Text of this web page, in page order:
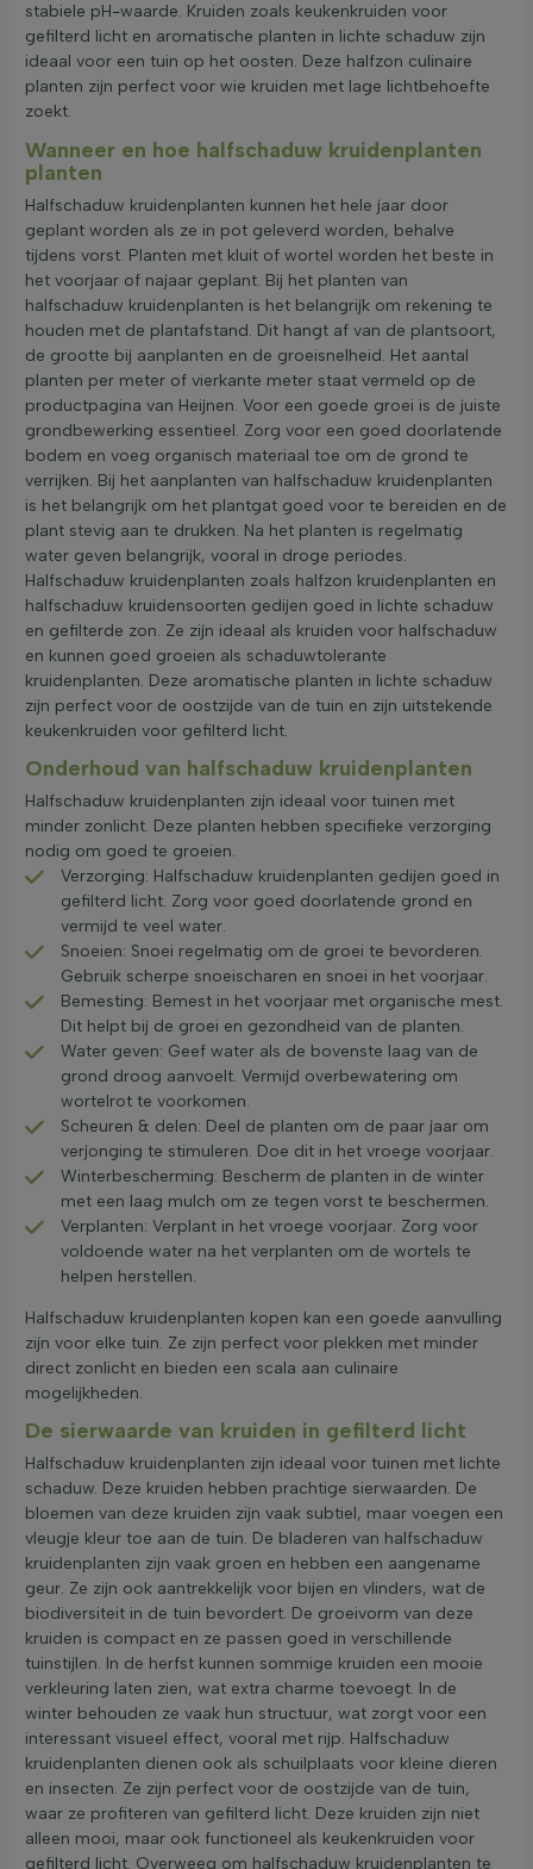
stabiele pH-waarde. Kruiden zoals keukenkruiden voor
gefilterd licht en aromatische planten in lichte schaduw zijn
ideaal voor een tuin op het oosten. Deze halfzon culinaire
planten zijn perfect voor wie kruiden met lage lichtbehoefte
zoekt.
Wanneer en hoe halfschaduw kruidenplanten
planten
Halfschaduw kruidenplanten kunnen het hele jaar door
geplant worden als ze in pot geleverd worden, behalve
tijdens vorst. Planten met kluit of wortel worden het beste in
het voorjaar of najaar geplant. Bij het planten van
halfschaduw kruidenplanten is het belangrijk om rekening te
houden met de plantafstand. Dit hangt af van de plantsoort,
de grootte bij aanplanten en de groeisnelheid. Het aantal
planten per meter of vierkante meter staat vermeld op de
productpagina van Heijnen. Voor een goede groei is de juiste
grondbewerking essentieel. Zorg voor een goed doorlatende
bodem en voeg organisch materiaal toe om de grond te
verrijken. Bij het aanplanten van halfschaduw kruidenplanten
is het belangrijk om het plantgat goed voor te bereiden en de
plant stevig aan te drukken. Na het planten is regelmatig
water geven belangrijk, vooral in droge periodes.
Halfschaduw kruidenplanten zoals halfzon kruidenplanten en
halfschaduw kruidensoorten gedijen goed in lichte schaduw
en gefilterde zon. Ze zijn ideaal als kruiden voor halfschaduw
en kunnen goed groeien als schaduwtolerante
kruidenplanten. Deze aromatische planten in lichte schaduw
zijn perfect voor de oostzijde van de tuin en zijn uitstekende
keukenkruiden voor gefilterd licht.
Onderhoud van halfschaduw kruidenplanten
Halfschaduw kruidenplanten zijn ideaal voor tuinen met
minder zonlicht. Deze planten hebben specifieke verzorging
nodig om goed te groeien.
Verzorging: Halfschaduw kruidenplanten gedijen goed in
gefilterd licht. Zorg voor goed doorlatende grond en
vermijd te veel water.
Snoeien: Snoei regelmatig om de groei te bevorderen.
Gebruik scherpe snoeischaren en snoei in het voorjaar.
Bemesting: Bemest in het voorjaar met organische mest.
Dit helpt bij de groei en gezondheid van de planten.
Water geven: Geef water als de bovenste laag van de
grond droog aanvoelt. Vermijd overbewatering om
wortelrot te voorkomen.
Scheuren & delen: Deel de planten om de paar jaar om
verjonging te stimuleren. Doe dit in het vroege voorjaar.
Winterbescherming: Bescherm de planten in de winter
met een laag mulch om ze tegen vorst te beschermen.
Verplanten: Verplant in het vroege voorjaar. Zorg voor
voldoende water na het verplanten om de wortels te
helpen herstellen.
Halfschaduw kruidenplanten kopen kan een goede aanvulling
zijn voor elke tuin. Ze zijn perfect voor plekken met minder
direct zonlicht en bieden een scala aan culinaire
mogelijkheden.
De sierwaarde van kruiden in gefilterd licht
Halfschaduw kruidenplanten zijn ideaal voor tuinen met lichte
schaduw. Deze kruiden hebben prachtige sierwaarden. De
bloemen van deze kruiden zijn vaak subtiel, maar voegen een
vleugje kleur toe aan de tuin. De bladeren van halfschaduw
kruidenplanten zijn vaak groen en hebben een aangename
geur. Ze zijn ook aantrekkelijk voor bijen en vlinders, wat de
biodiversiteit in de tuin bevordert. De groeivorm van deze
kruiden is compact en ze passen goed in verschillende
tuinstijlen. In de herfst kunnen sommige kruiden een mooie
verkleuring laten zien, wat extra charme toevoegt. In de
winter behouden ze vaak hun structuur, wat zorgt voor een
interessant visueel effect, vooral met rijp. Halfschaduw
kruidenplanten dienen ook als schuilplaats voor kleine dieren
en insecten. Ze zijn perfect voor de oostzijde van de tuin,
waar ze profiteren van gefilterd licht. Deze kruiden zijn niet
alleen mooi, maar ook functioneel als keukenkruiden voor
gefilterd licht. Overweeg om halfschaduw kruidenplanten te